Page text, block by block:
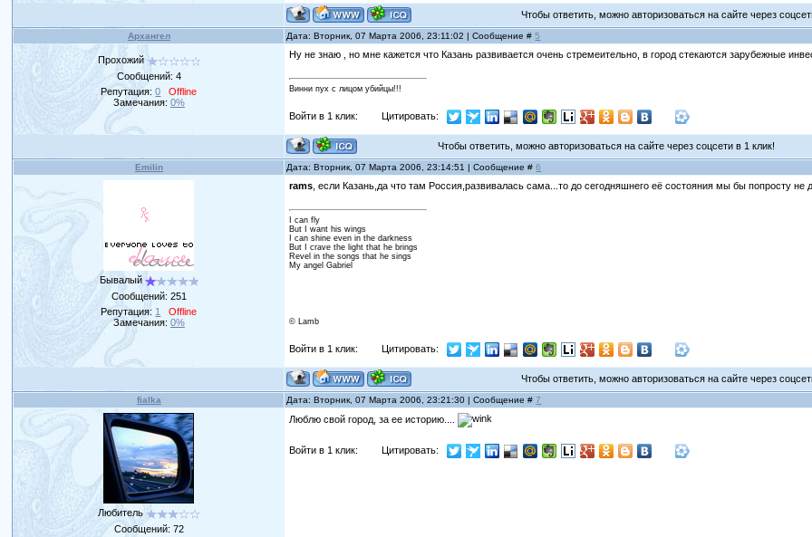
Чтобы ответить, можно авторизоваться на сайте через
Архангел Дата: Вторник, 07 Марта 2006, 23:11:02 | Сообщение #5
Прохожий
Сообщений: 4
Репутация:0
Offline
Замечания: 0%
Ну не знаю , но мне кажется что Казань развивается очень стремеительно, в город стекаются зарубежные
Винни пух с лицом убийцы!!!
Войти в 1 клик: Цитировать:
Чтобы ответить, можно авторизоваться на сайте через соцсети в 1 клик!
Emilin Дата: Вторник, 07 Марта 2006, 23:14:51 | Сообщение #6
Бывалый
Сообщений: 251
Репутация: 1
Offline
Замечания: 0%
rams , если Казань,да что там Россия,развивалась сама...то до сегодняшнего её состояния мы бы попросту не
I can fly
But I want his wings
I can shine even in the darkness
But I crave the light that he brings
Revel in the songs that he sings
My angel Gabriel
© Lamb
Войти в 1 клик: Цитировать:
Чтобы ответить, можно авторизоваться на сайте через
fialka Дата: Вторник, 07 Марта 2006, 23:21:30 | Сообщение #7
Любитель
Сообщений: 72
Люблю свой город, за ее историю....
Войти в 1 клик: Цитировать: